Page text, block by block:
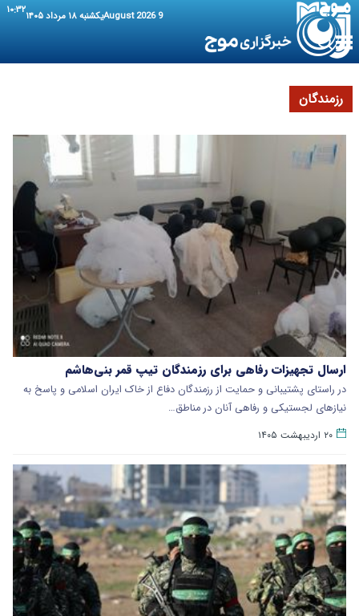
9 August 2026 یکشنبه ۱۸ مرداد ۱۴۰۵ ۱۰:۳۲
رزمندگان
ارسال تجهیزات رفاهی برای رزمندگان تیپ قمر بنی‌هاشم
در راستای پشتیبانی و حمایت از رزمندگان دفاع از خاک ایران اسلامی و پاسخ به
نیازهای لجستیکی و رفاهی آنان در مناطق…
۲۰ اردیبهشت ۱۴۰۵